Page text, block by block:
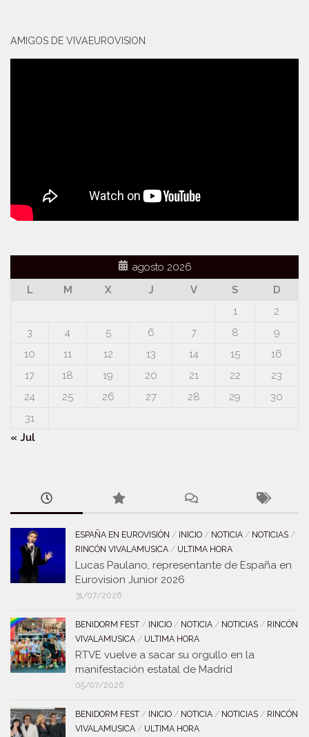
AMIGOS DE VIVAEUROVISION
agosto 2026
L
M X J V S
D
1
2
3
4 5 6 7 8
9
10
11 12 13 14 15
16
17
18 19 20 21 22
23
24
25 26 27 28 29
30
31
« Jul
ESPAÑA EN EUROVISIÓN / INICIO / NOTICIA / NOTICIAS /
RINCÓN VIVALAMUSICA / ULTIMA HORA
Lucas Paulano, representante de España en
Eurovision Junior 2026
31/07/2026
BENIDORM FEST / INICIO / NOTICIA / NOTICIAS / RINCÓN
VIVALAMUSICA / ULTIMA HORA
RTVE vuelve a sacar su orgullo en la
manifestación estatal de Madrid
05/07/2026
BENIDORM FEST / INICIO / NOTICIA / NOTICIAS / RINCÓN
VIVALAMUSICA / ULTIMA HORA